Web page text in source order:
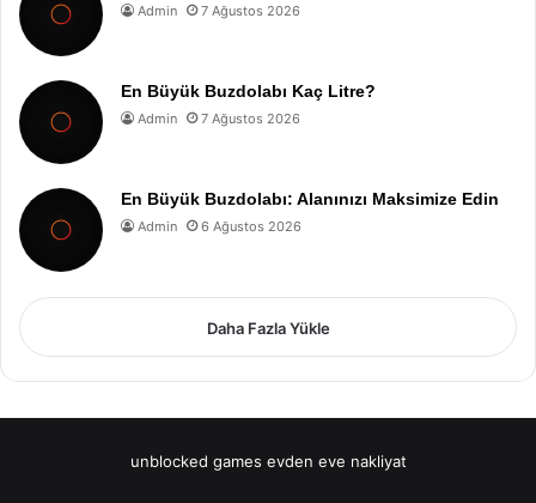
Admin 7 Ağustos 2026
En Büyük Buzdolabı Kaç Litre?
Admin 7 Ağustos 2026
En Büyük Buzdolabı: Alanınızı Maksimize Edin
Admin 6 Ağustos 2026
Daha Fazla Yükle
unblocked games evden eve nakliyat